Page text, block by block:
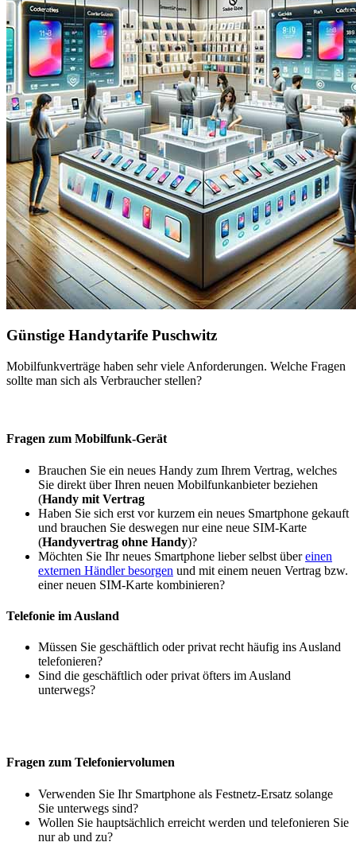
Günstige Handytarife Puschwitz
Mobilfunkverträge haben sehr viele Anforderungen. Welche Fragen
sollte man sich als Verbraucher stellen?
Fragen zum Mobilfunk-Gerät
Brauchen Sie ein neues Handy zum Ihrem Vertrag, welches
Sie direkt über Ihren neuen Mobilfunkanbieter beziehen
(Handy mit Vertrag
Haben Sie sich erst vor kurzem ein neues Smartphone gekauft
und brauchen Sie deswegen nur eine neue SIM-Karte
(Handyvertrag ohne Handy)?
Möchten Sie Ihr neues Smartphone lieber selbst übereinen
externen Händler besorgen und mit einem neuen Vertrag bzw.
einer neuen SIM-Karte kombinieren?
Telefonie im Ausland
Müssen Sie geschäftlich oder privat recht häufig ins Ausland
telefonieren?
Sind die geschäftlich oder privat öfters im Ausland
unterwegs?
Fragen zum Telefoniervolumen
Verwenden Sie Ihr Smartphone als Festnetz-Ersatz solange
Sie unterwegs sind?
Wollen Sie hauptsächlich erreicht werden und telefonieren Sie
nur ab und zu?